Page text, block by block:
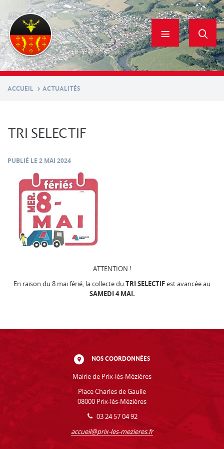
contenu
principal
ACCUEIL ACTUALITÉS
TRI SELECTIF
PUBLIÉ LE 2 MAI 2024
ATTENTION !
En raison du 8 mai férié, la collecte du TRI SELECTIF est avancée au
SAMEDI 4 MAI.
NOS COORDONNÉES
Mairie de Prix-lès-Mézières
Place Charles de Gaulle
08000 Prix-lès-Mézières
03 24 57 04 92
accueil@prix-les-mezieres.fr